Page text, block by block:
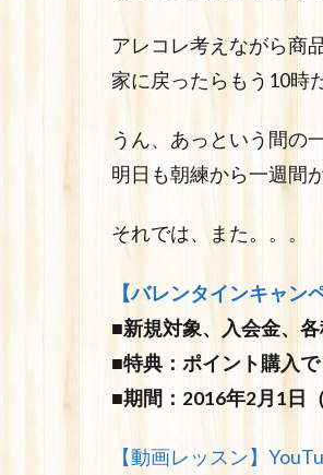
アレコレ考えながら商
家に戻ったらもう10時
うん、あっという間の
明日も朝練から一週間
それでは、また。。。
【バレンタインキャン
■新規対象、入会金、
■特典：ポイント購入
■期間：2016年2月1日
【動画レッスン】